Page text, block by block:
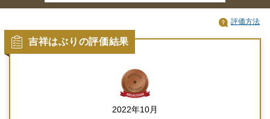
吉祥はぶりの評価結果
評価方法
2022年10月